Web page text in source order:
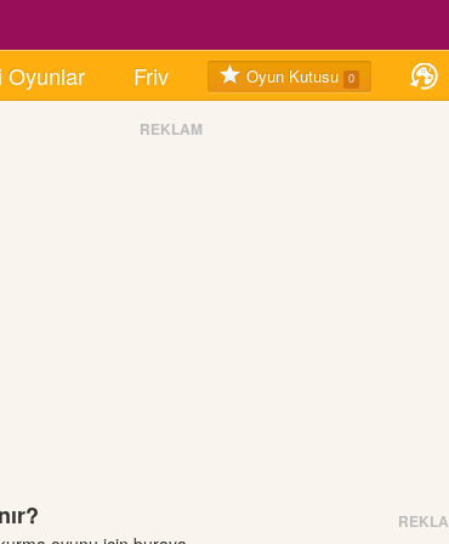
Oyunlar Friv Oyun Kutusu 0
REKLAM